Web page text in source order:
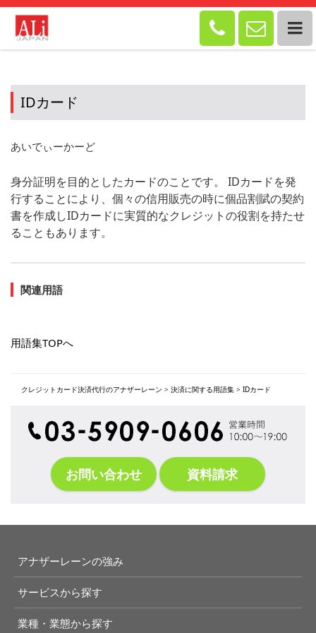
 
IDカード
あいでぃーかーど
身分証明を目的としたカードのことです。 IDカードを発
行することにより、個々の信用販売の時に個品割賦の契約
書を作成しIDカードに実質的なクレジットの役割を持たせ
ることもあります。
関連用語
用語集TOPへ
クレジットカード決済代行のアナザーレーン > 決済に関する用語集 > IDカード
お問い合わせ 資料請求
アナザーレーンの強み
サービスから探す
業種・業態から探す